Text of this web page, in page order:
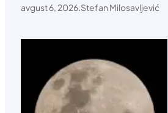
avgust 6, 2026.Stefan Milosavljević